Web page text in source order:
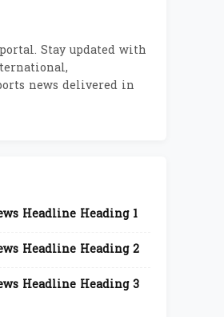
Stay updated with
news delivered in
Headline Heading 1
Headline Heading 2
Headline Heading 3